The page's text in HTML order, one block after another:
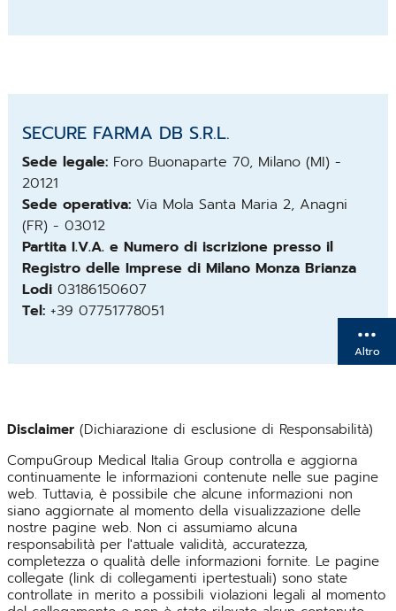
Altro
SECURE FARMA DB S.R.L.
Sede legale: Foro Buonaparte 70, Milano (MI) -
20121
Sede operativa: Via Mola Santa Maria 2, Anagni
(FR) - 03012
Partita I.V.A. e Numero di iscrizione presso il
Registro delle Imprese di Milano Monza Brianza
Lodi 03186150607
Tel: +39 07751778051
Disclaimer (Dichiarazione di esclusione di Responsabilità)
CompuGroup Medical Italia Group controlla e aggiorna
continuamente le informazioni contenute nelle sue pagine
web. Tuttavia, è possibile che alcune informazioni non
siano aggiornate al momento della visualizzazione delle
nostre pagine web. Non ci assumiamo alcuna
responsabilità per l'attuale validità, accuratezza,
completezza o qualità delle informazioni fornite. Le pagine
collegate (link di collegamenti ipertestuali) sono state
controllate in merito a possibili violazioni legali al momento